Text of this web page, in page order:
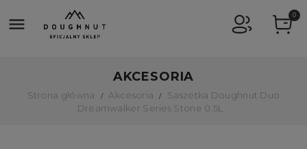
 0
AKCESORIA
Strona główna Akcesoria
Saszetka Doughnut Duo
Dreamwalker Series Stone 0.5L